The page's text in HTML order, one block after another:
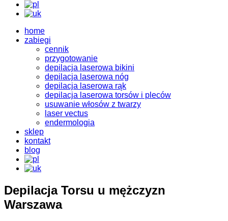
home
zabiegi
cennik
przygotowanie
depilacja laserowa bikini
depilacja laserowa nóg
depilacja laserowa rąk
depilacja laserowa torsów i pleców
usuwanie włosów z twarzy
laser vectus
endermologia
sklep
kontakt
blog
Depilacja Torsu u mężczyzn
Warszawa